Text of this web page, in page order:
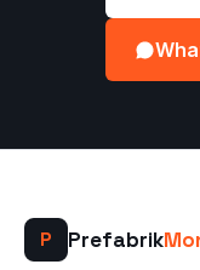
P Prefabrik